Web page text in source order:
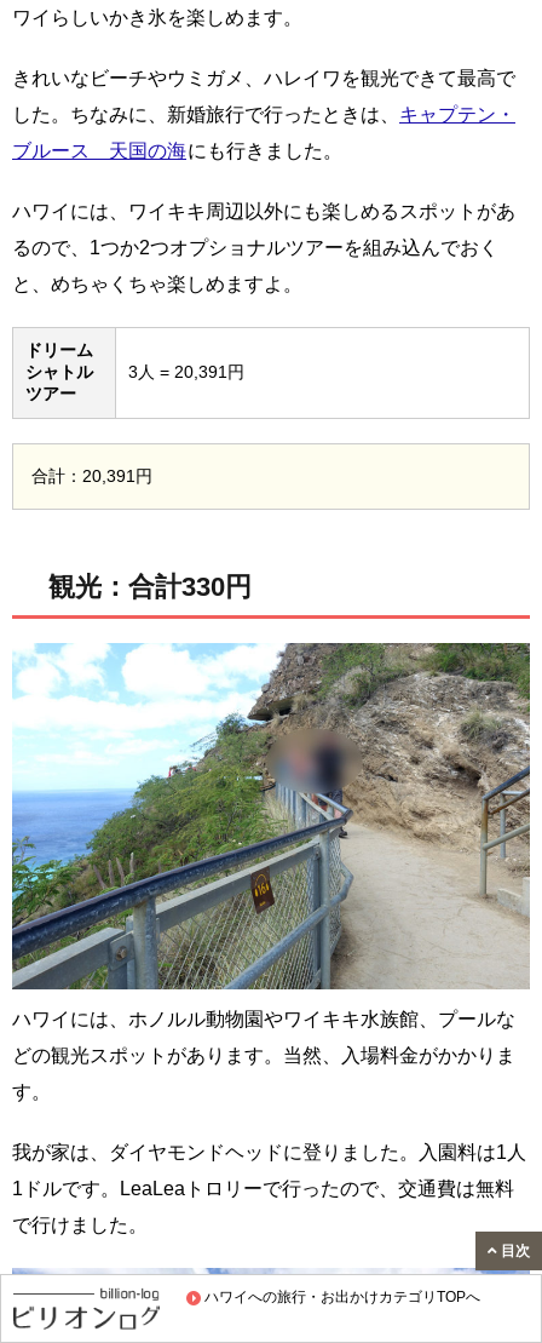
ハワイへの旅行・お出かけカテゴリTOPへ
ワイらしいかき氷を楽しめます。
きれいなビーチやウミガメ、ハレイワを観光できて最高で
した。ちなみに、新婚旅行で行ったときは、 キャプテン・
ブルース 天国の海にも行きました。
ハワイには、ワイキキ周辺以外にも楽しめるスポットがあ
るので、1つか2つオプショナルツアーを組み込んでおく
と、めちゃくちゃ楽しめますよ。
ドリーム
シャトル
ツアー
3人 = 20,391円
合計：20,391円
観光：合計330円
ハワイには、ホノルル動物園やワイキキ水族館、プールな
どの観光スポットがあります。当然、入場料金がかかりま
す。
我が家は、ダイヤモンドヘッドに登りました。入園料は1人
1ドルです。LeaLeaトロリーで行ったので、交通費は無料
で行けました。
目次